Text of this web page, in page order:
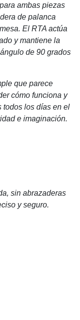
ambas piezas
de palanca
El RTA actúa
y mantiene la
de 90 grados
que parece
cómo funciona y
todos los días en el
e imaginación.
sin abrazaderas
y seguro.